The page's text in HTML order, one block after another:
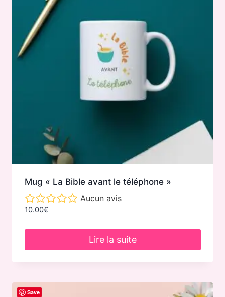
Mug « La Bible avant le téléphone »
Aucun avis
10.00€
Lire la suite
Save